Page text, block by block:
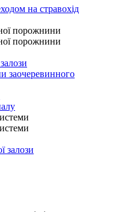
на стравохід
порожнини
порожнини
заочеревинного
залози